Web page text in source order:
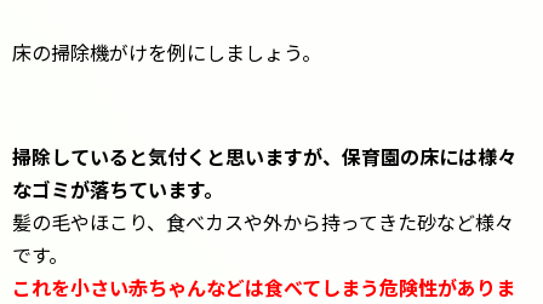
床の掃除機がけを例にしましょう。
掃除していると気付くと思いますが、保育園の床には様々
なゴミが落ちています。
髪の毛やほこり、食べカスや外から持ってきた砂など様々
です。
これを小さい赤ちゃんなどは食べてしまう危険性がありま